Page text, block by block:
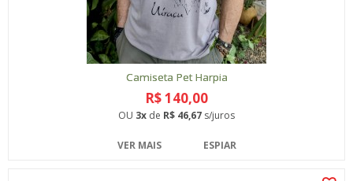
Camiseta Pet Harpia
R$ 140,00
OU 3x de R$ 46,67 s/juros
VER MAIS ESPIAR